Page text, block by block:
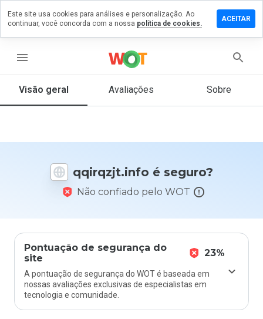
menu
Visão geral Avaliações Sobre
qqirqzjt.info é seguro?
Não confiado pelo WOT
Pontuação de segurança do
site
23%
A pontuação de segurança do WOT é baseada em
nossas avaliações exclusivas de especialistas em
tecnologia e comunidade.
um
que
Este site usa cookies para análises e personalização. Ao
continuar, você concorda com a nossa política de cookies.
ACEITAR